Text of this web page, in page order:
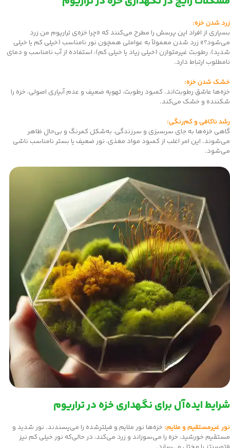
زرد شدن خزه:
بسیاری از افراد این پرسش را مطرح می‌کنند که «چرا خزه‌ی تراریوم من زرد
می‌شود؟» زرد شدن معمولاً به عواملی همچون نور نامناسب (خیلی کم یا خیلی
شدید)، رطوبت غیرمتوازن (خیلی زیاد یا خیلی کم)، استفاده از آب نامناسب و دمای
نامطلوب ارتباط دارد.
خشک شدن خزه:
خزه‌ها عاشق رطوبت‌اند. کمبود رطوبت، تهویه ضعیف و عدم آبیاری اصولی، خزه را
شکننده و خشک می‌کند.
رشد ناکافی و کم‌رنگی:
گاهی خزه‌ها به جای سرسبزی و سرزندگی، به‌شکل کمرنگ و بی‌حال ظاهر
می‌شوند. این امر اغلب از کمبود مواد مغذی، نور ضعیف یا بستر نامناسب ناشی
می‌شود.
شرایط ایده‌آل برای نگهداری خزه در تراریوم
نور غیرمستقیم و ملایم: خزه‌ها نور ملایم و فیلترشده را می‌پسندند. نور شدید و
مستقیم خورشید، خزه را می‌سوزاند و زرد می‌کند، در حالی‌که نور خیلی کم نیز